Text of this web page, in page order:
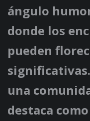
ángulo
donde los
pueden
una
destaca